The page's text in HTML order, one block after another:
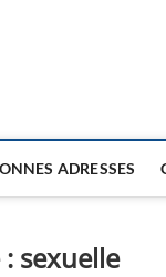
ADRESSES
sexuelle